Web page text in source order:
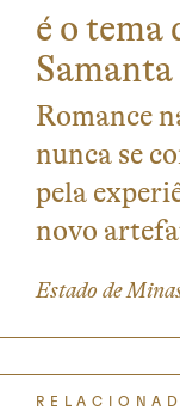
é o tema
Romance
nunca se
pela
novo
Estado de